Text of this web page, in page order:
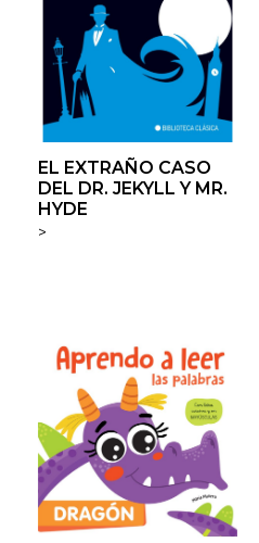
EL EXTRAÑO CASO
DEL DR. JEKYLL Y MR.
HYDE
>